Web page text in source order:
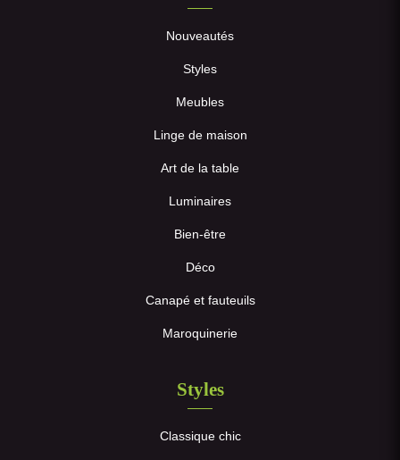
Nouveautés
Styles
Meubles
Linge de maison
Art de la table
Luminaires
Bien-être
Déco
Canapé et fauteuils
Maroquinerie
Styles
Classique chic